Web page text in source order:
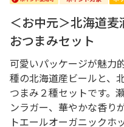
＜お中元＞北海道
おつまみセット
可愛いパッケージが魅力
種の北海道産ビールと、
つまみ２種セットです。
ンラガー、華やかな香り
トエールオーガニックホ